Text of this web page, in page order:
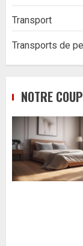
Transport
Transports de
NOTRE